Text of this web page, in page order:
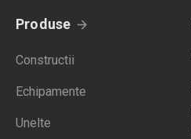
Produse
Constructii
Echipamente
Unelte